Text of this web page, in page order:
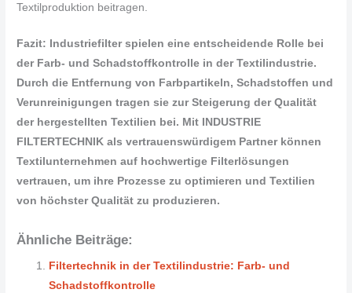
Textilproduktion beitragen.
Fazit: Industriefilter spielen eine entscheidende Rolle bei
der Farb- und Schadstoffkontrolle in der Textilindustrie.
Durch die Entfernung von Farbpartikeln, Schadstoffen und
Verunreinigungen tragen sie zur Steigerung der Qualität
der hergestellten Textilien bei. Mit INDUSTRIE
FILTERTECHNIK als vertrauenswürdigem Partner können
Textilunternehmen auf hochwertige Filterlösungen
vertrauen, um ihre Prozesse zu optimieren und Textilien
von höchster Qualität zu produzieren.
Ähnliche Beiträge:
Filtertechnik in der Textilindustrie: Farb- und
Schadstoffkontrolle